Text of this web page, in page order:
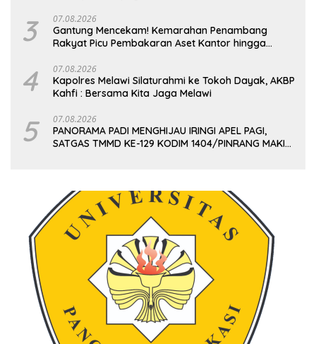
3 07.08.2026
Gantung Mencekam! Kemarahan Penambang
Rakyat Picu Pembakaran Aset Kantor hingga
4 07.08.2026
Kapolres Melawi Silaturahmi ke Tokoh Dayak, AKBP
Kahfi : Bersama Kita Jaga Melawi
5 07.08.2026
PANORAMA PADI MENGHIJAU IRINGI APEL PAGI,
SATGAS TMMD KE-129 KODIM 1404/PINRANG MAKIN